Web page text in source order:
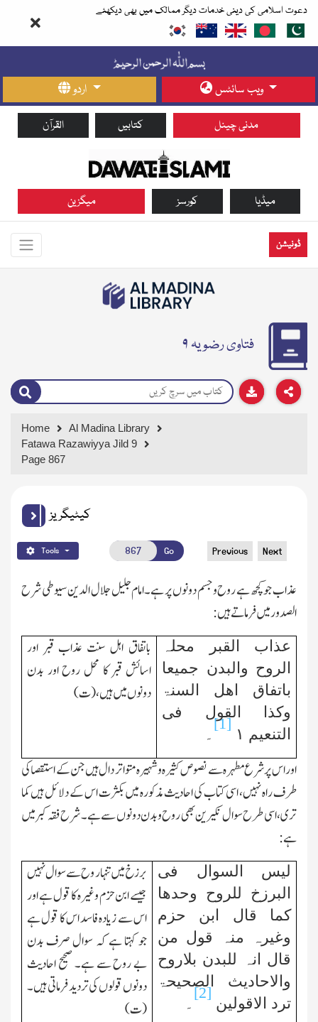
دعوت اسلامی کی دینی خدمات دیگر ممالک میں بھی دیکھئے
اردو ویب سائٹس
القرآن کتابیں مدنی چینل
میگزین کورسز میڈیا
ڈونیشن
فتاوی رضویہ ۹
Home
Al Madina Library
Fatawa Razawiyya Jild 9
Page 867
کیٹیگریز
Tools Go Previous Next
عذاب جو کچھ ہے روح وجسم دونوں پر ہے۔امام جلیل جلال الدین سیوطی شرح
الصدور میں فرماتے ہیں:
عذاب القبر محلہ
الروح والبدن جمیعا
باتفاق اھل السنۃ
وکذا القول فی
التنعیم ١
[1]
۔
باتفاق اہل سنت عذاب قبر اور
اسائش قبر کا محل روح اور بدن
دونوں میں ہیں، (ت)
اور اس پر شرع مطہرہ سے نصوص کثیرہ وشہیرہ متواتر دال ہیں جن کے استقصا کی
طرف راہ نہیں، اسی کتاب کی احادیث مذکورہ میں بکثرت اس کے دلائل ہیں کما
تری، اسی طرح سوال نکیرین بھی روح وبدن دونوں سے ہے۔ شرح فقہ کبر میں
ہے :
لیس السوال فی
البرزخ للروح وحدھا
کما قال ابن حزم
وغیرہ منہ قول من
قال انہ للبدن بلاروح
والاحادیث الصحیحۃ
ترد الاقولین
[2]
۔
برزخ میں تنہا روح سے سوال نہیں
جیسے ابن حزم وغیرہ کا قول ہے اور
اس سے زیادہ فاسد اس کا قول ہے
جو کہتا ہے کہ سوال صرف بدن
بے روح سے ہے۔ صحیح احادیث
دونوں قولوں کی تردید فرماتی ہیں۔
(ت)